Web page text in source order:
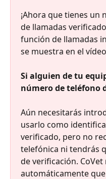
¡Ahora que tienes
de llamadas
función de llamadas
se muestra en el
Si alguien de tu
número de teléfono
Aún necesitarás
usarlo como
verificado, pero no
telefónica ni tendrás
de verificación.
automáticamente